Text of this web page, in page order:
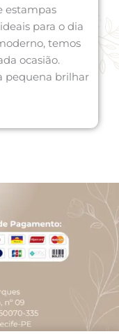
estampas
para o dia
temos
ocasião.
pequena brilhar